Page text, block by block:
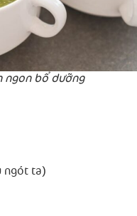
ngon bổ dưỡng
ngót ta)